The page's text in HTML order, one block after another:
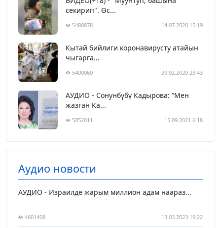
секирип". Өс...
5488878 14.07.2020 15:19
Кытай бийлиги коронавирусту атайын
чыгарга...
5400060 29.02.2020 23:43
АУДИО - Сонунбүбү Кадырова: “Мен
жазган Ка...
5052011 15.09.2021 6:18
Аудио новости
АУДИО - Израилде жарым миллион адам наараз...
4601408 13.03.2023 19:22